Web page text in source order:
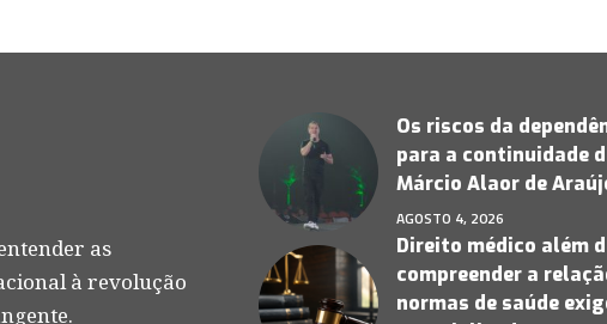
as
à revolução
Os riscos da
para a continuidade
Márcio Alaor de
AGOSTO 4, 2026
Direito médico além
compreender a
normas de saúde